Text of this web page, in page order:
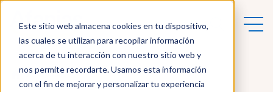
Este sitio web almacena cookies en tu dispositivo,
las cuales se utilizan para recopilar información
acerca de tu interacción con nuestro sitio web y
nos permite recordarte. Usamos esta información
con el fin de mejorar y personalizar tu experiencia
Actualidad